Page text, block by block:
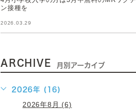
ン接種を
2026.03.29
ARCHIVE 月別アーカイブ
2026年 (16)
2026年8月 (6)